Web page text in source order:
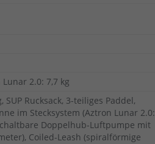
Lunar 2.0: 7,7 kg
Rucksack, 3-teiliges Paddel,
im Stecksystem (Aztron Lunar 2.0:
Doppelhub-Luftpumpe mit
Coiled-Leash (spiralförmige